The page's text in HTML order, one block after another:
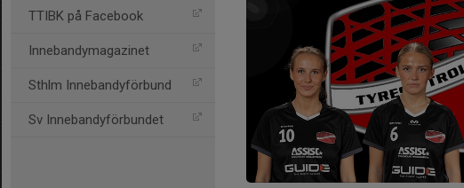
TTIBK på Facebook
Innebandymagazinet
Sthlm Innebandyförbund
Sv Innebandyförbundet